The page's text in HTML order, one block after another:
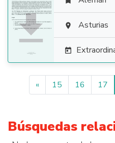
  Asturias

« 15 16 17
Búsquedas